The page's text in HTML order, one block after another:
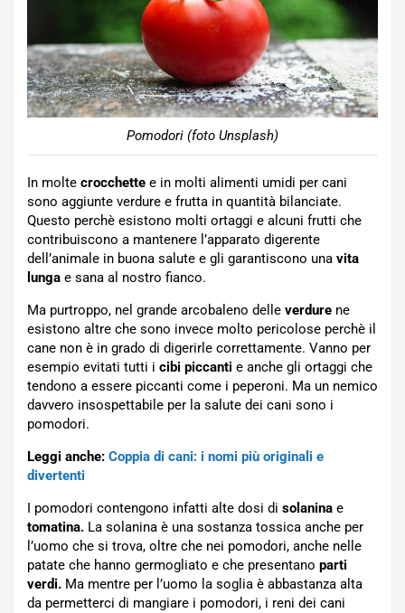
Pomodori (foto Unsplash)
In molte crocchette e in molti alimenti umidi per cani
sono aggiunte verdure e frutta in quantità bilanciate.
Questo perchè esistono molti ortaggi e alcuni frutti che
contribuiscono a mantenere l’apparato digerente
dell’animale in buona salute e gli garantiscono una vita
lunga e sana al nostro fianco.
Ma purtroppo, nel grande arcobaleno delle verdure ne
esistono altre che sono invece molto pericolose perchè il
cane non è in grado di digerirle correttamente. Vanno per
esempio evitati tutti i cibi piccanti e anche gli ortaggi che
tendono a essere piccanti come i peperoni. Ma un nemico
davvero insospettabile per la salute dei cani sono i
pomodori.
Leggi anche: Coppia di cani: i nomi più originali e
divertenti
I pomodori contengono infatti alte dosi di solanina e
tomatina. La solanina è una sostanza tossica anche per
l’uomo che si trova, oltre che nei pomodori, anche nelle
patate che hanno germogliato e che presentano parti
verdi. Ma mentre per l’uomo la soglia è abbastanza alta
da permetterci di mangiare i pomodori, i reni dei cani